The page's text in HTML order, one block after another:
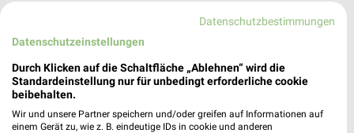
Mühlenstraße 2
Heute 08:00 - 20:00 Uhr | Geöffnet
Datenschutzbestimmungen
Datenschutzeinstellungen
Durch Klicken auf die Schaltfläche „Ablehnen“ wird die
Standardeinstellung nur für unbedingt erforderliche cookie
beibehalten.
Wir und unsere Partner speichern und/oder greifen auf Informationen auf
einem Gerät zu, wie z. B. eindeutige IDs in cookie und anderen